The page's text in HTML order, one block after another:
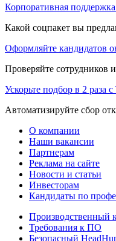
Корпоративная
Какой соцпакет вы
Оформляйте кандидатов
Проверяйте сотрудников
Ускорьте подбор в 2 раза
Автоматизируйте сбор
О компании
Наши вакансии
Партнерам
Реклама на сайте
Новости и статьи
Инвесторам
Кандидаты по
Производственный
Требования к ПО
Безопасный